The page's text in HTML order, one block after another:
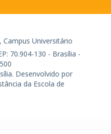
Universitário
70.904-130 - Brasília -
Desenvolvido por
da Escola de